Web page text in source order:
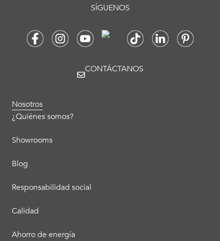
Nosotros
¿Quiénes somos?
Showrooms
Blog
Responsabilidad social
Calidad
Ahorro de energía
SÍGUENOS
CONTÁCTANOS